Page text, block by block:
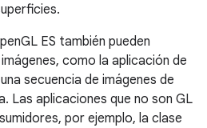
ES también pueden
como la aplicación de
secuencia de imágenes de
Las aplicaciones que no son GL
por ejemplo, la clase